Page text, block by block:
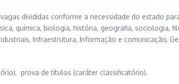
divididas conforme a necessidade do estado
química, biologia, história, geografia, sociologia,
Infraestrutura, Informação e comunicação,
prova de títulos (caráter classificatório).